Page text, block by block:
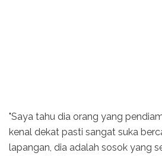
"Saya tahu dia orang yang
kenal dekat pasti sangat suka
lapangan, dia adalah sosok yang